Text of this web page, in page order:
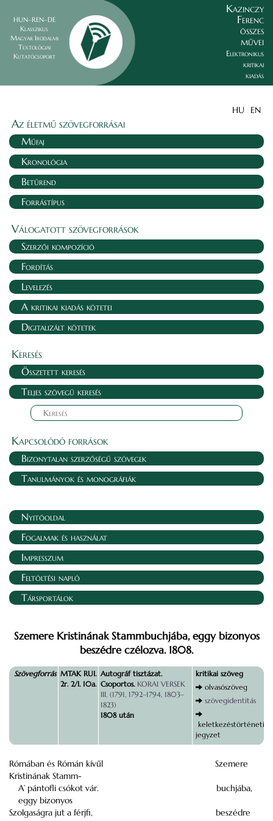
HUN–REN–DE
Klasszikus
Magyar Irodalmi
Textológiai
Kutatócsoport
Kazinczy
Ferenc
összes
művei
Elektronikus
kritikai
kiadás
HU EN
Az életmű szövegforrásai
Műfaj
Kronológia
Betűrend
Forrástípus
Válogatott szövegforrások
Szerzői kompozíció
Fordítás
Levelezés
A kritikai kiadás kötetei
Digitalizált kötetek
Keresés
Összetett keresés
Teljes szövegű keresés
Kapcsolódó források
Bizonytalan szerzőségű szövegek
Tanulmányok és monográfiák
Nyitóoldal
Fogalmak és használat
Impresszum
Feltöltési napló
Társportálok
Szemere Kristinának Stammbuchjába, eggy bizonyos
beszédre czélozva. 1808.
Szövegforrás MTAK RUI.
2r. 2/I. 10a.
Autográf tisztázat.
Csoportos. KORAI VERSEK
III. (1791, 1792–1794, 1803–
1823)
1808 után
kritikai szöveg
olvasószöveg
szövegidentitás
keletkezéstörténeti
jegyzet
Rómában és Rómán kívűl
Szemere
Kristinának Stamm-
A’ pántofli csókot vár.
buchjába,
eggy bizonyos
Szolgaságra jut a férjfi,
beszédre